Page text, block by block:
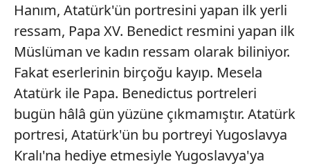
Hanım, Atatürk'ün portresini yapan ilk yerli
ressam, Papa XV. Benedict resmini yapan ilk
Müslüman ve kadın ressam olarak biliniyor.
Fakat eserlerinin birçoğu kayıp. Mesela
Atatürk ile Papa. Benedictus portreleri
bugün hâlâ gün yüzüne çıkmamıştır. Atatürk
portresi, Atatürk'ün bu portreyi Yugoslavya
Kralı'na hediye etmesiyle Yugoslavya'ya